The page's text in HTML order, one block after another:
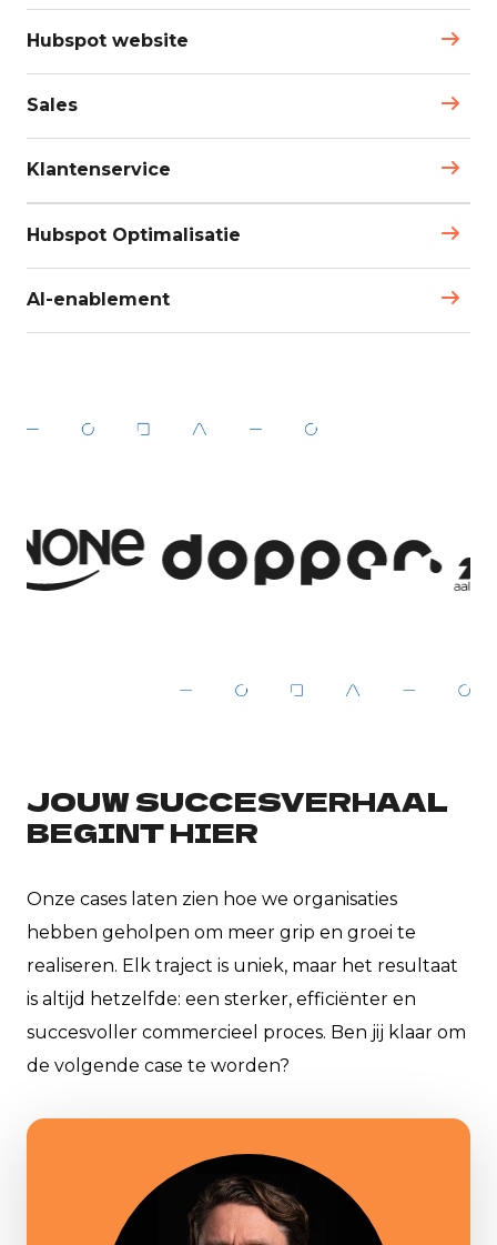
Hubspot website
Sales
Klantenservice
Hubspot Optimalisatie
AI-enablement
JOUW SUCCESVERHAAL
BEGINT HIER
Onze cases laten zien hoe we organisaties
hebben geholpen om meer grip en groei te
realiseren. Elk traject is uniek, maar het resultaat
is altijd hetzelfde: een sterker, efficiënter en
succesvoller commercieel proces. Ben jij klaar om
de volgende case te worden?